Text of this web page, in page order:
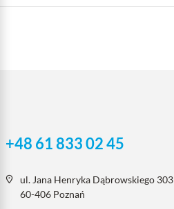
+48 61 833 02 45
ul. Jana Henryka Dąbrowskiego 303
60-406 Poznań